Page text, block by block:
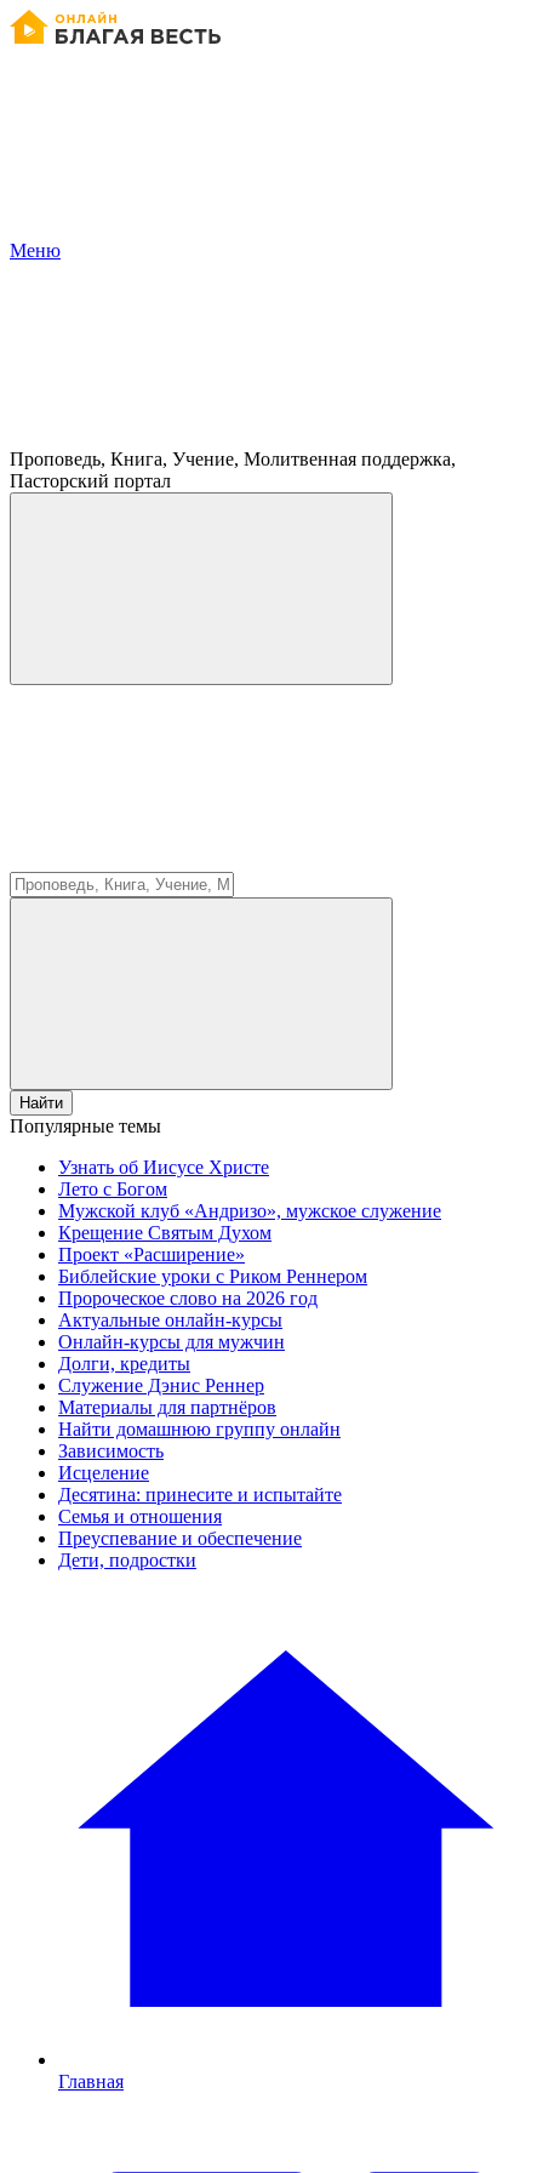
Меню
Проповедь, Книга, Учение, Молитвенная поддержка,
Пасторский портал
Найти
Популярные темы
Узнать об Иисусе Христе
Лето с Богом
Мужской клуб «Андризо», мужское служение
Крещение Святым Духом
Проект «Расширение»
Библейские уроки с Риком Реннером
Пророческое слово на 2026 год
Актуальные онлайн-курсы
Онлайн-курсы для мужчин
Долги, кредиты
Служение Дэнис Реннер
Материалы для партнёров
Найти домашнюю группу онлайн
Зависимость
Исцеление
Десятина: принесите и испытайте
Семья и отношения
Преуспевание и обеспечение
Дети, подростки
Главная